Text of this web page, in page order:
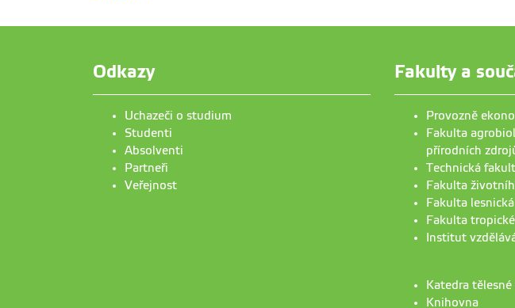
Odkazy
Uchazeči o studium
Studenti
Absolventi
Partneři
Veřejnost
Fakulty a
Provozně
Fakulta
přírodních
Technická
Fakulta
Fakulta
Fakulta
Institut
Katedra
Knihovna